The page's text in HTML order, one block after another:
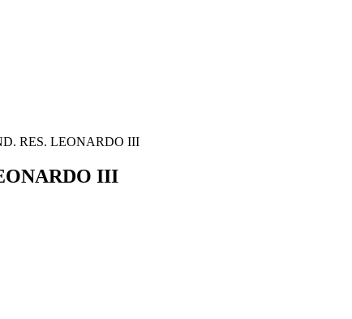
RES. LEONARDO III
III